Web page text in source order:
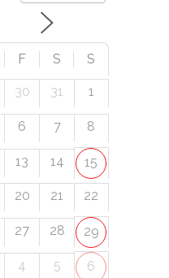
F S S
30 31 1
6 7 8
13 14 15
20 21 22
27 28 29
4 5 6